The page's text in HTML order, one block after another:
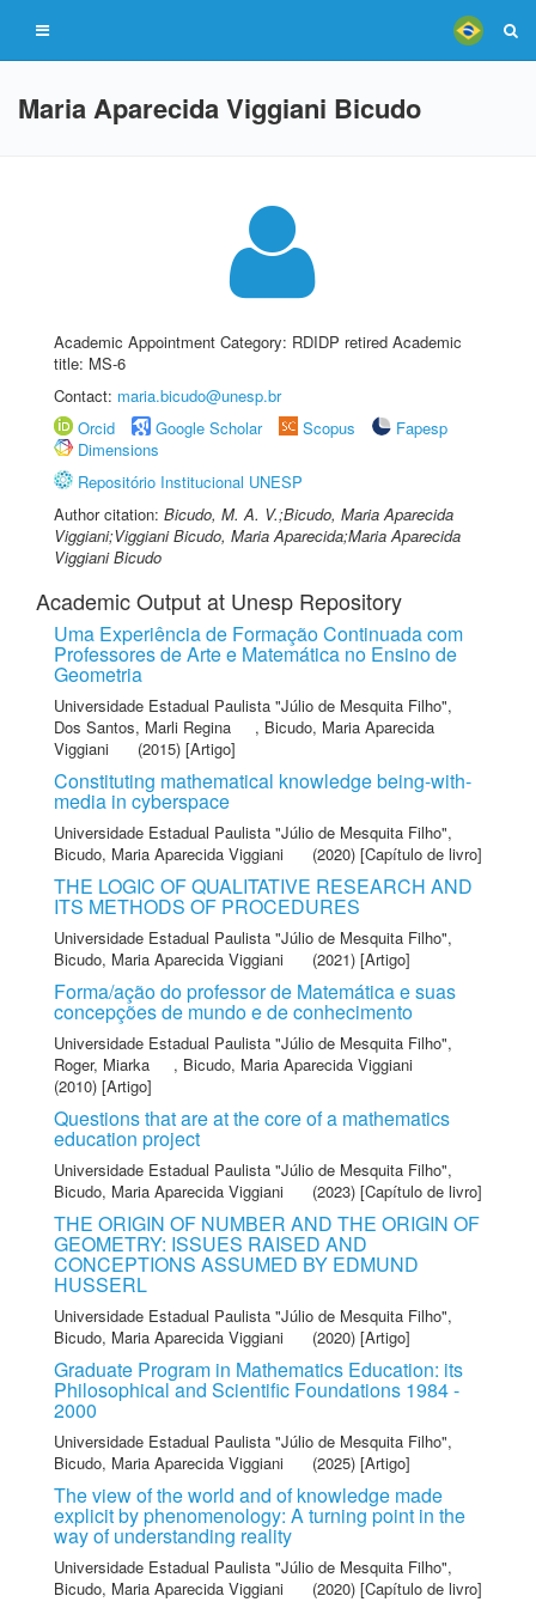
Maria Aparecida Viggiani Bicudo
Academic Appointment Category: RDIDP retired Academic
title: MS-6
Contact: maria.bicudo@unesp.br
Orcid
Google Scholar Scopus
Fapesp
Dimensions
Repositório Institucional UNESP
Author citation: Bicudo, M. A. V.;Bicudo, Maria Aparecida
Viggiani;Viggiani Bicudo, Maria Aparecida;Maria Aparecida
Viggiani Bicudo
Academic Output at Unesp Repository
Uma Experiência de Formação Continuada com
Professores de Arte e Matemática no Ensino de
Geometria
Universidade Estadual Paulista "Júlio de Mesquita Filho",
Dos Santos, Marli Regina
, Bicudo, Maria Aparecida
Viggiani
(2015) [Artigo]
Constituting mathematical knowledge being-with-
media in cyberspace
Universidade Estadual Paulista "Júlio de Mesquita Filho",
Bicudo, Maria Aparecida Viggiani
(2020) [Capítulo de livro]
THE LOGIC OF QUALITATIVE RESEARCH AND
ITS METHODS OF PROCEDURES
Universidade Estadual Paulista "Júlio de Mesquita Filho",
Bicudo, Maria Aparecida Viggiani
(2021) [Artigo]
Forma/ação do professor de Matemática e suas
concepções de mundo e de conhecimento
Universidade Estadual Paulista "Júlio de Mesquita Filho",
Roger, Miarka
, Bicudo, Maria Aparecida Viggiani
(2010) [Artigo]
Questions that are at the core of a mathematics
education project
Universidade Estadual Paulista "Júlio de Mesquita Filho",
Bicudo, Maria Aparecida Viggiani
(2023) [Capítulo de livro]
THE ORIGIN OF NUMBER AND THE ORIGIN OF
GEOMETRY: ISSUES RAISED AND
CONCEPTIONS ASSUMED BY EDMUND
HUSSERL
Universidade Estadual Paulista "Júlio de Mesquita Filho",
Bicudo, Maria Aparecida Viggiani
(2020) [Artigo]
Graduate Program in Mathematics Education: its
Philosophical and Scientific Foundations 1984 -
2000
Universidade Estadual Paulista "Júlio de Mesquita Filho",
Bicudo, Maria Aparecida Viggiani
(2025) [Artigo]
The view of the world and of knowledge made
explicit by phenomenology: A turning point in the
way of understanding reality
Universidade Estadual Paulista "Júlio de Mesquita Filho",
Bicudo, Maria Aparecida Viggiani
(2020) [Capítulo de livro]